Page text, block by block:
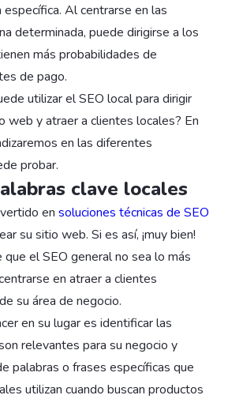
específica. Al centrarse en las
determinada, puede dirigirse a los
más probabilidades de
de pago.
utilizar el SEO local para dirigir
web y atraer a clientes locales? En
en las diferentes
probar.
clave locales
en soluciones técnicas de SEO
su sitio web. Si es así, ¡muy bien!
que el SEO general no sea lo más
en atraer a clientes
su área de negocio.
en su lugar es identificar las
relevantes para su negocio y
palabras o frases específicas que
utilizan cuando buscan productos